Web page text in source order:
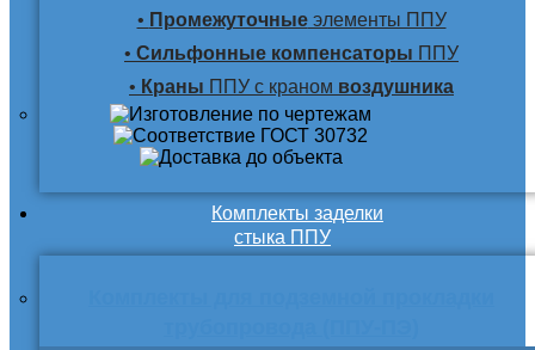
• Промежуточныеэлементы ППУ
• Сильфонные компенсаторы ППУ
• Краны ППУ с краном воздушника
Комплекты заделки
стыка ППУ